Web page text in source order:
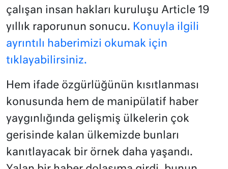
çalışan insan hakları kuruluşu Article 19
yıllık raporunun sonucu. Konuyla ilgili
ayrıntılı haberimizi okumak için
tıklayabilirsiniz.
Hem ifade özgürlüğünün kısıtlanması
konusunda hem de manipülatif haber
yaygınlığında gelişmiş ülkelerin çok
gerisinde kalan ülkemizde bunları
kanıtlayacak bir örnek daha yaşandı.